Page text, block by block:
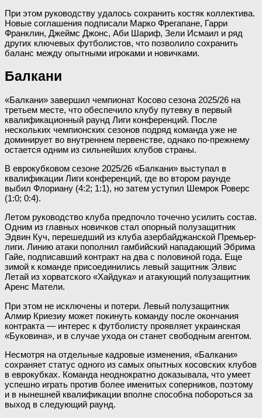
При этом руководству удалось сохранить костяк коллектива.
Новые соглашения подписали Марко Фрегапане, Гарри
Франклин, Джеймс Джонс, Аби Шариф, Зели Исмаил и ряд
других ключевых футболистов, что позволило сохранить
баланс между опытными игроками и новичками.
Балкани
«Балкани» завершил чемпионат Косово сезона 2025/26 на
третьем месте, что обеспечило клубу путевку в первый
квалификационный раунд Лиги конференций. После
нескольких чемпионских сезонов подряд команда уже не
доминирует во внутреннем первенстве, однако по-прежнему
остается одним из сильнейших клубов страны.
В еврокубковом сезоне 2025/26 «Балкани» выступал в
квалификации Лиги конференций, где во втором раунде
выбил Флориану (4:2; 1:1), но затем уступил Шемрок Роверс
(1:0; 0:4).
Летом руководство клуба предпочло точечно усилить состав.
Одним из главных новичков стал опорный полузащитник
Эдвин Куч, перешедший из клуба азербайджанской Премьер-
лиги. Линию атаки пополнил гамбийский нападающий Эбрима
Гайе, подписавший контракт на два с половиной года. Еще
зимой к команде присоединились левый защитник Элвис
Летай из хорватского «Хайдука» и атакующий полузащитник
Аренс Матели.
При этом не исключены и потери. Левый полузащитник
Алмир Криезиу может покинуть команду после окончания
контракта — интерес к футболисту проявляет украинская
«Буковина», и в случае ухода он станет свободным агентом.
Несмотря на отдельные кадровые изменения, «Балкани»
сохраняет статус одного из самых опытных косовских клубов
в еврокубках. Команда неоднократно доказывала, что умеет
успешно играть против более именитых соперников, поэтому
и в нынешней квалификации вполне способна побороться за
выход в следующий раунд.